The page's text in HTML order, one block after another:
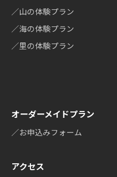
／山の体験プラン
／海の体験プラン
／里の体験プラン
オーダーメイドプラン
／お申込みフォーム
アクセス